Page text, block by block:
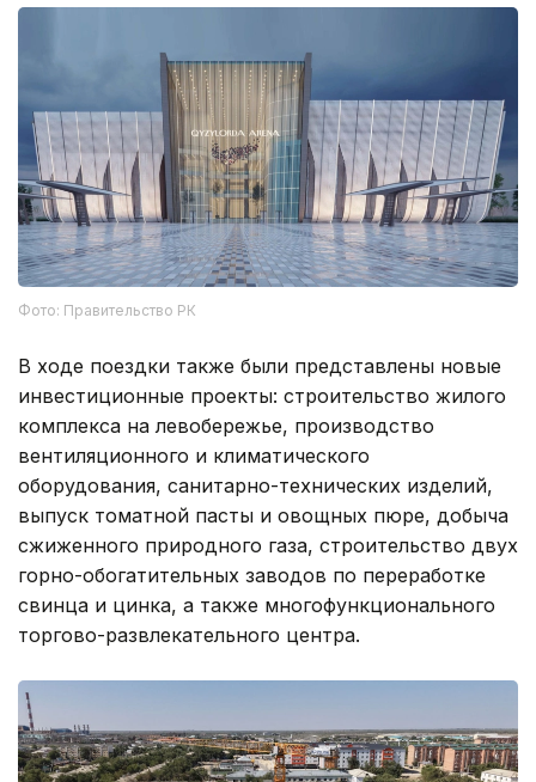
Фото: Правительство РК
В ходе поездки также были представлены новые
инвестиционные проекты: строительство жилого
комплекса на левобережье, производство
вентиляционного и климатического
оборудования, санитарно-технических изделий,
выпуск томатной пасты и овощных пюре, добыча
сжиженного природного газа, строительство двух
горно-обогатительных заводов по переработке
свинца и цинка, а также многофункционального
торгово-развлекательного центра.